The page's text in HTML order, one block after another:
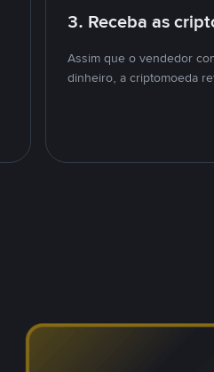
3. Receba as
Assim que o vendedor
dinheiro, a criptomoeda